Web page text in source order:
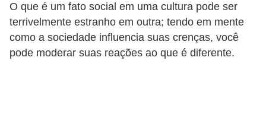
O que é um fato social em uma cultura pode ser
terrivelmente estranho em outra; tendo em mente
como a sociedade influencia suas crenças, você
pode moderar suas reações ao que é diferente.
v
a
s